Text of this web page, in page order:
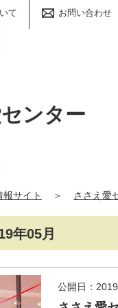
て お問い合わせ
ンター
サイト ＞ ささえ愛
年05月
公開日：